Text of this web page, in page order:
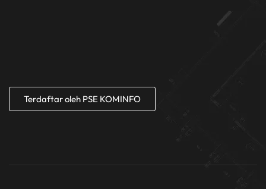
Terdaftar oleh PSE KOMINFO